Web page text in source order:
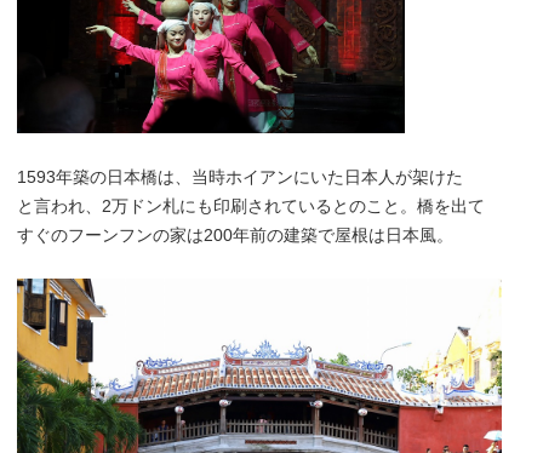
1593年築の日本橋は、当時ホイアンにいた日本人が架けた
と言われ、2万ドン札にも印刷されているとのこと。橋を出て
すぐのフーンフンの家は200年前の建築で屋根は日本風。